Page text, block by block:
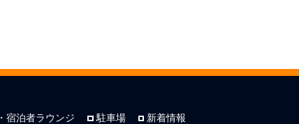
宿泊者ラウンジ 駐車場 新着情報